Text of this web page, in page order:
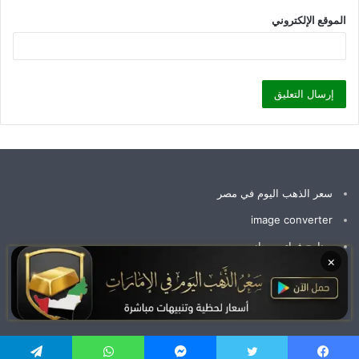
×
الموقع الإلكتروني
سعر الذهب اليوم في مصر
image converter
برنامج فواتير مجاني
سعر جرام الذهب عيار 21 سعر الذهب اليوم
وظائف الإمارات اليوم